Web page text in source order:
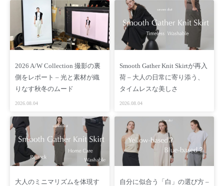
予めご了承ください
【着用モデル】
身長 167cm・173cm・165cm
サイズ FREE
※モデルの普段の洋服の着用サイズはSになります
［ Staff Comments ］
ボディラインを拾わず、ボトムも選ばず着て頂けます
［ Other ］
ECRU
https://www.seven-dot.com/items/72217486
2026 A/W Collection 撮影の裏
側をレポート – 光と素材が織
りなす秋冬のムード
2026.08.04
Smooth Gather Knit Skirtが再入
荷 – 大人の日常に寄り添う、
タイムレスな美しさ
2026.08.04
大人のミニマリズムを体現す
自分に似合う「白」の選び方 –